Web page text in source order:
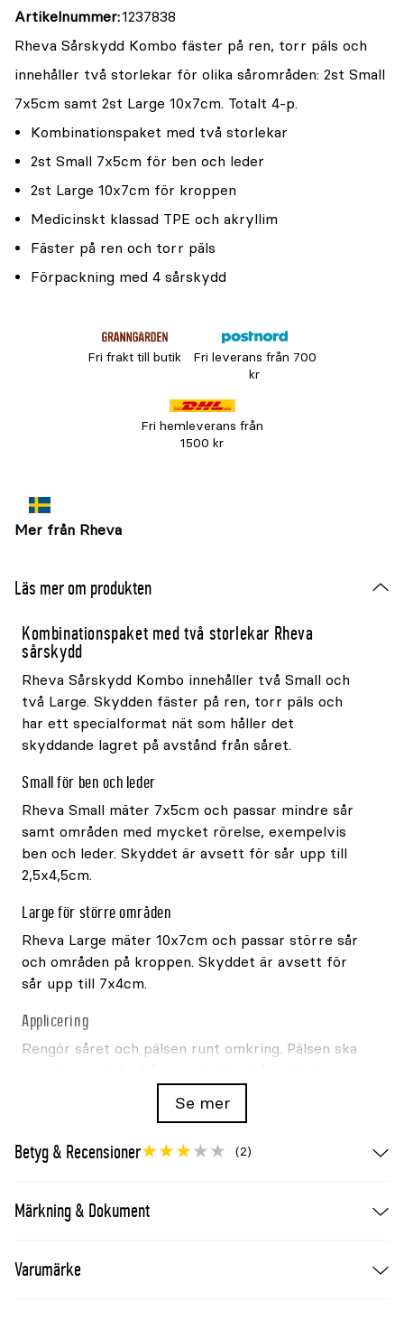
Artikelnummer 1237838
Rheva Sårskydd Kombo fäster på ren, torr päls och
innehåller två storlekar för olika sårområden: 2st Small
7x5cm samt 2st Large 10x7cm. Totalt 4-p.
Kombinationspaket med två storlekar
2st Small 7x5cm för ben och leder
2st Large 10x7cm för kroppen
Medicinskt klassad TPE och akryllim
Fäster på ren och torr päls
Förpackning med 4 sårskydd
Fri frakt till butik
Fri leverans från 700
kr
Fri hemleverans från
1500 kr
Mer från Rheva
Läs mer om produkten
Kombinationspaket med två storlekar Rheva
sårskydd
Rheva Sårskydd Kombo innehåller två Small och
två Large. Skydden fäster på ren, torr päls och
har ett specialformat nät som håller det
skyddande lagret på avstånd från såret.
Small för ben och leder
Rheva Small mäter 7x5cm och passar mindre sår
samt områden med mycket rörelse, exempelvis
ben och leder. Skyddet är avsett för sår upp till
2,5x4,5cm.
Large för större områden
Rheva Large mäter 10x7cm och passar större sår
och områden på kroppen. Skyddet är avsett för
sår upp till 7x4cm.
Applicering
Rengör såret och pälsen runt omkring. Pälsen ska
tryck fast kanten ordentligt.
Varumärke Rheva
Small
7x5cm
Material
Se mer
Betyg & Recensioner (2)
Märkning & Dokument
Varumärke